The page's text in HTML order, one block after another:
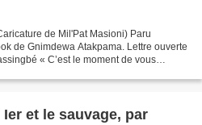
de Mil'Pat Masioni) Paru
de Gnimdewa Atakpama. Lettre ouverte
« C’est le moment de vous
et le sauvage, par